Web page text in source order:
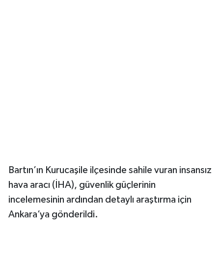
Bartın’ın Kurucaşile ilçesinde sahile vuran insansız
hava aracı (İHA), güvenlik güçlerinin
incelemesinin ardından detaylı araştırma için
Ankara’ya gönderildi.